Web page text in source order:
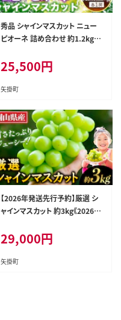
秀品 シャインマスカット ニュー
ピオーネ 詰め合わせ 約1.2kg 2
フルーツ デザート 岡山県矢掛
町《9月上旬～10月中旬頃に出
荷予定(土日祝除く)》---ofn_csn
25,500円
矢掛町
【2026年発送先行予約】厳選 シ
ャインマスカット 約3kg《2026年
定(土日祝除く)》岡山 シャインマ
スカット 厳選 シャインマスカット
シャインマスカット ブドウ シャイ
29,000円
矢掛町